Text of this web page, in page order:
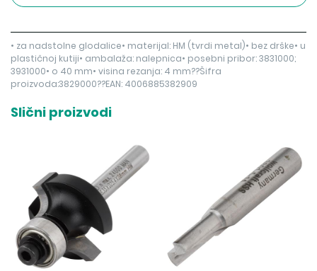
• za nadstolne glodalice• materijal: HM (tvrdi metal)• bez drške• u
plastičnoj kutiji• ambalaža: nalepnica• posebni pribor: 3831000;
3931000• o 40 mm• visina rezanja: 4 mm??Šifra
proizvoda:3829000??EAN: 4006885382909
Slični proizvodi